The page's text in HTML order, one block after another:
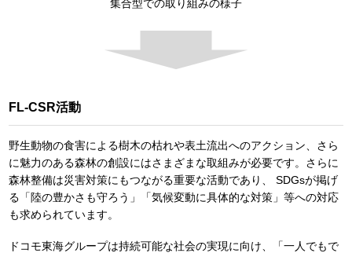
集合型での取り組みの様子
FL-CSR活動
野生動物の食害による樹木の枯れや表土流出へのアクション、さら
に魅力のある森林の創設にはさまざまな取組みが必要です。さらに
森林整備は災害対策にもつながる重要な活動であり、 SDGsが掲げ
る「陸の豊かさも守ろう」「気候変動に具体的な対策」等への対応
も求められています。
ドコモ東海グループは持続可能な社会の実現に向け、「一人でもで